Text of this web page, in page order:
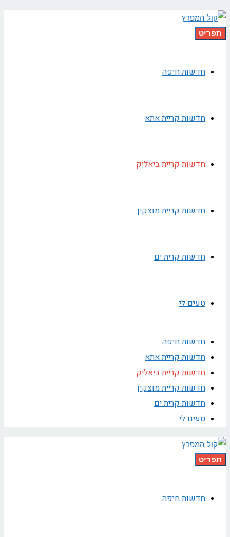
תפריט
חדשות חיפה
חדשות קריית אתא
חדשות קריית ביאליק
חדשות קריית מוצקין
חדשות קרית ים
טעים לי
חדשות חיפה
חדשות קריית אתא
חדשות קריית ביאליק
חדשות קריית מוצקין
חדשות קרית ים
טעים לי
תפריט
חדשות חיפה